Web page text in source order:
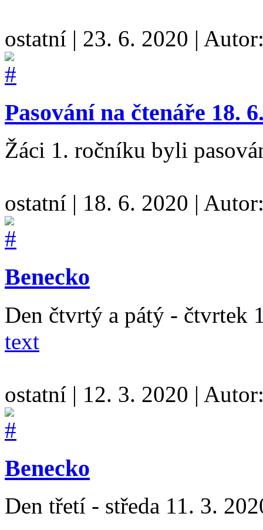
ostatní | 23. 6. 2020 |
Pasování na čtenáře 18.
Žáci 1. ročníku byli
ostatní | 18. 6. 2020 |
Benecko
Den čtvrtý a pátý - čtvrtek
text
ostatní | 12. 3. 2020 |
Benecko
Den třetí - středa 11. 3.